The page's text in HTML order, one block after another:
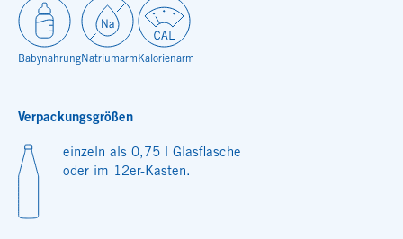
BabynahrungNatriumarm Kalorienarm
Verpackungsgrößen
einzeln als 0,75 l Glasflasche
oder im 12er-Kasten.